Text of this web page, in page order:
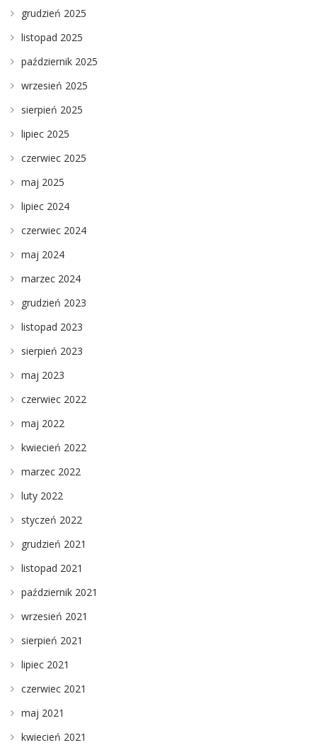
grudzień 2025
listopad 2025
październik 2025
wrzesień 2025
sierpień 2025
lipiec 2025
czerwiec 2025
maj 2025
lipiec 2024
czerwiec 2024
maj 2024
marzec 2024
grudzień 2023
listopad 2023
sierpień 2023
maj 2023
czerwiec 2022
maj 2022
kwiecień 2022
marzec 2022
luty 2022
styczeń 2022
grudzień 2021
listopad 2021
październik 2021
wrzesień 2021
sierpień 2021
lipiec 2021
czerwiec 2021
maj 2021
kwiecień 2021